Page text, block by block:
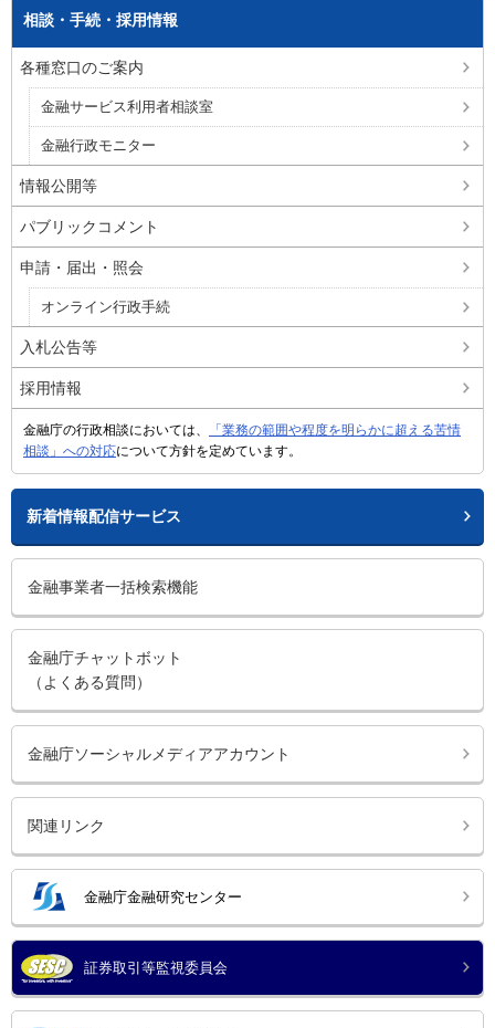
相談・手続・採用情報
各種窓口のご案内
金融サービス利用者相談室
金融行政モニター
情報公開等
パブリックコメント
申請・届出・照会
オンライン行政手続
入札公告等
採用情報
金融庁の行政相談においては、
「業務の範囲や程度を明らかに超える苦情
相談」への対応について方針を定めています。
新着情報配信サービス
金融事業者一括検索機能
金融庁チャットボット
（よくある質問）
金融庁ソーシャルメディアアカウント
関連リンク
金融庁金融研究センター
証券取引等監視委員会